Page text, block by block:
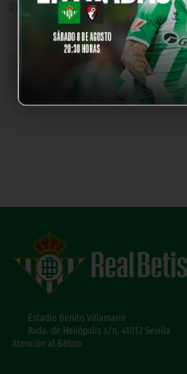
Relacionado con coosur real betis
« NOTICIA ANTERIOR
Estadio Benito Villamarín
Avda. de Heliópolis s/n, 41012 Sevilla
Atención al Bético